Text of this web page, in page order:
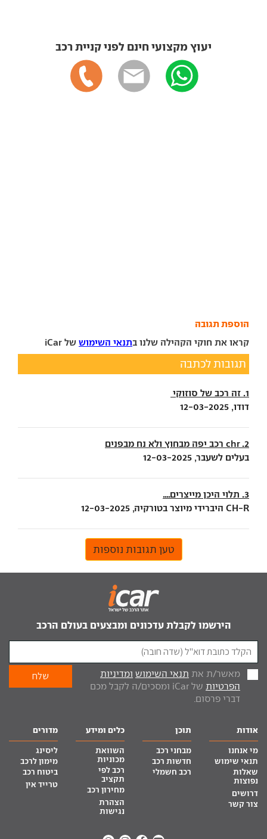
יעוץ מקצועי חינם לפני קניית רכב
הוספת תגובה
קראו את חוקי הקהילה שלנו בתנאי השימוש של iCar
תגובות לכתבה
1. זה רכב של סוזוקי
דודו, 12-03-2025
2. chr רכב יפה מבחוץ ולא נח מבפנים
בעלים לשעבר, 12-03-2025
3. תלוי היכן מייצרים....
CH-R היברידי מיוצר בטורקיה, 12-03-2025
טען תגובות נוספות
הירשמו לקבלת עדכונים ומבצעים בעולם הרכב
מאשר/ת את תנאי השימוש ומדיניות
הפרטיות
של iCar ומסכים/ה לקבל מכם
דברי פרסום.
אודות
מי אנחנו
תנאי שימוש
שאלות
נפוצות
דרושים
צור קשר
תוכן
מבחני רכב
חדשות רכב
רכב חשמלי
כלים ומידע
השוואת
מכוניות
רכב לפי
תקציב
מחירון רכב
הצהרת
נגישות
מדורים
ליסינג
מימון לרכב
ביטוח רכב
טרייד אין